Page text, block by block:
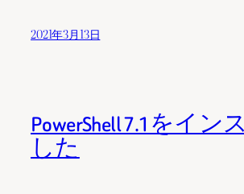
2021年3月13日
PowerShell 7.1をイン
した